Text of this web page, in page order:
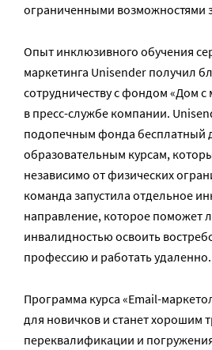
ограниченными возможностями
Опыт инклюзивного обучения
маркетинга Unisender получил
сотрудничеству с фондом «Дом с
в пресс-службе компании.
подопечным фонда бесплатный
образовательным курсам,
независимо от физических
команда запустила отдельное
направление, которое поможет
инвалидностью освоить
профессию и работать удаленно.
Программа курса «Email-
для новичков и станет хорошим
переквалификации и